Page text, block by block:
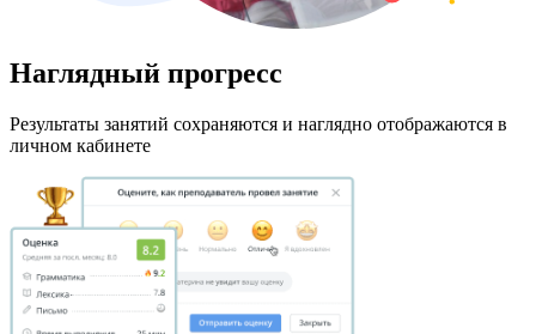
Наглядный прогресс
Результаты занятий сохраняются и наглядно отображаются в
личном кабинете